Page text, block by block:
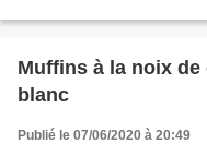
Muffins à la noix
blanc
Publié le 07/06/2020 à 20:49